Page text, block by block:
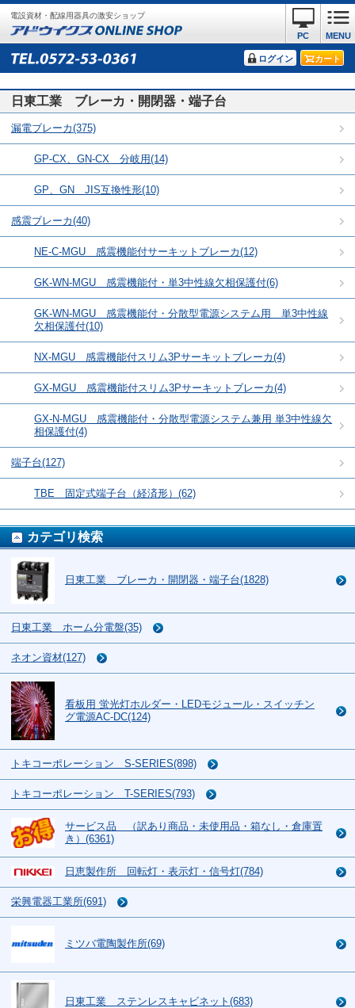
電設資材・配線用器具の激安ショップ
MENU
PC
ログイン カート
日東工業 ブレーカ・開閉器・端子台
漏電ブレーカ(375)
GP-CX、GN-CX 分岐用(14)
GP、GN JIS互換性形(10)
感震ブレーカ(40)
NE-C-MGU 感震機能付サーキットブレーカ(12)
GK-WN-MGU 感震機能付・単3中性線欠相保護付(6)
GK-WN-MGU 感震機能付・分散型電源システム用 単3中性線
欠相保護付(10)
NX-MGU 感震機能付スリム3Pサーキットブレーカ(4)
GX-MGU 感震機能付スリム3Pサーキットブレーカ(4)
GX-N-MGU 感震機能付・分散型電源システム兼用 単3中性線欠
相保護付(4)
端子台(127)
TBE 固定式端子台（経済形）(62)
カテゴリ検索
日東工業 ブレーカ・開閉器・端子台(1828)
日東工業 ホーム分電盤(35)
ネオン資材(127)
看板用 蛍光灯ホルダー・LEDモジュール・スイッチン
グ電源AC-DC(124)
トキコーポレーション S-SERIES(898)
トキコーポレーション T-SERIES(793)
サービス品 （訳あり商品・未使用品・箱なし・倉庫置
き）(6361)
日恵製作所 回転灯・表示灯・信号灯(784)
栄興電器工業所(691)
ミツバ電陶製作所(69)
日東工業 ステンレスキャビネット(683)